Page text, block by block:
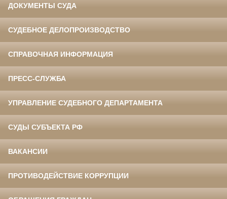
ДОКУМЕНТЫ СУДА
СУДЕБНОЕ ДЕЛОПРОИЗВОДСТВО
СПРАВОЧНАЯ ИНФОРМАЦИЯ
ПРЕСС-СЛУЖБА
УПРАВЛЕНИЕ СУДЕБНОГО ДЕПАРТАМЕНТА
СУДЫ СУБЪЕКТА РФ
ВАКАНСИИ
ПРОТИВОДЕЙСТВИЕ КОРРУПЦИИ